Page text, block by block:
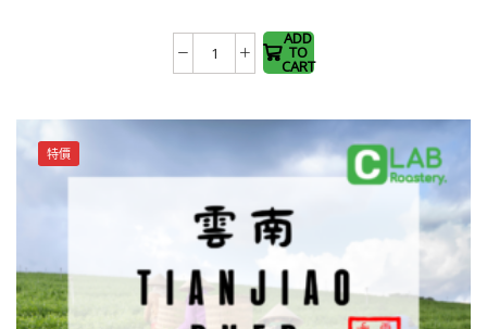
Ethiopia
Hambela
(Natural)
數
量
ADD
TO
CART
The
options
chosen
product
特價